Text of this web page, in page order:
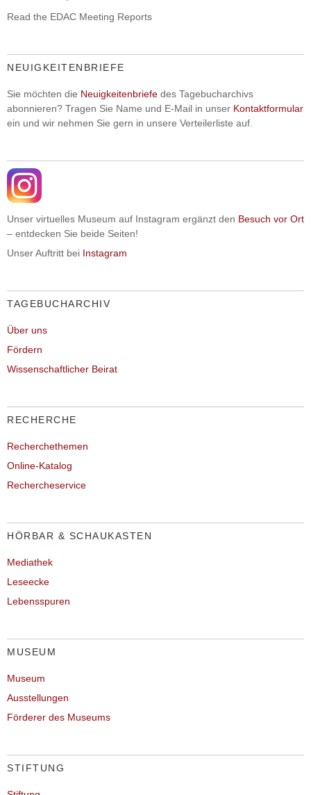
Read the EDAC Meeting Reports
NEUIGKEITENBRIEFE
Sie möchten die Neuigkeitenbriefe des Tagebucharchivs
abonnieren? Tragen Sie Name und E-Mail in unser Kontaktformular
ein und wir nehmen Sie gern in unsere Verteilerliste auf.
Unser virtuelles Museum auf Instagram ergänzt den Besuch vor Ort
– entdecken Sie beide Seiten!
Unser Auftritt bei Instagram
TAGEBUCHARCHIV
Über uns
Fördern
Wissenschaftlicher Beirat
RECHERCHE
Recherchethemen
Online-Katalog
Rechercheservice
HÖRBAR & SCHAUKASTEN
Mediathek
Leseecke
Lebensspuren
MUSEUM
Museum
Ausstellungen
Förderer des Museums
STIFTUNG